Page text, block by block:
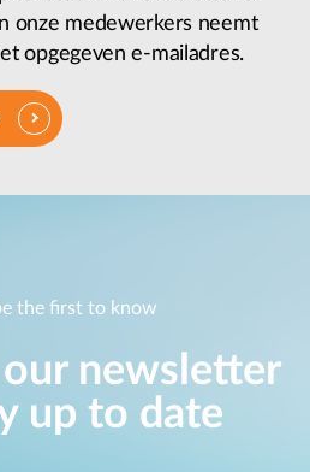
onze medewerkers neemt
opgegeven e-mailadres.
the first to know
newsletter
up to date